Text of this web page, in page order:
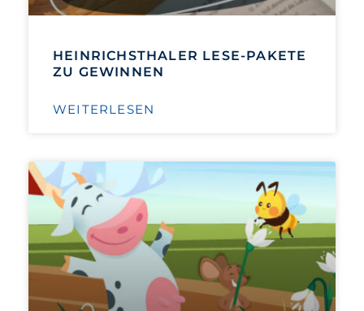
HEINRICHSTHALER LESE-PAKETE
ZU GEWINNEN
WEITERLESEN